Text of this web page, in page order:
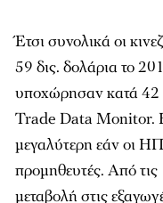
Έτσι συνολικά οι
59 δις. δολάρια το
υποχώρησαν κατά 42
Trade Data Monitor.
μεγαλύτερη εάν οι
προμηθευτές. Από
μεταβολή στις